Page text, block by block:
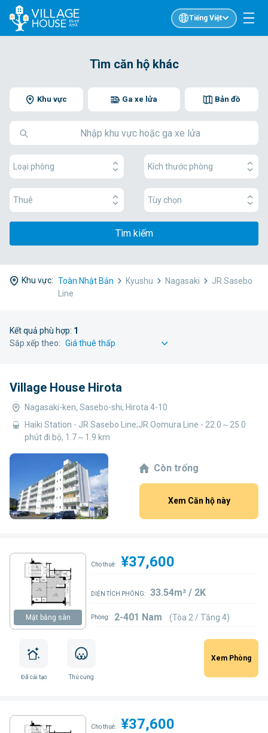
Tiếng Việt
Tìm căn hộ khác
Khu vực Bản đồ
Ga xe lửa
Loại phòng Kích thước phòng
Thuê Tùy chọn
Tìm kiếm
Khu vực: Toàn Nhật Bản Kyushu Nagasaki
JR Sasebo
Line
Kết quả phù hợp: 1
Sắp xếp theo:
Village House Hirota
Nagasaki-ken, Sasebo-shi, Hirota 4-10
Haiki Station - JR Sasebo Line;JR Oomura Line - 22.0～25.0
phút đi bộ, 1.7～1.9 km
Còn trống
Xem Căn hộ này
Mặt bằng sàn
Cho thuê: ¥37,600
DIỆN TÍCH PHÒNG: 33.54m² / 2K
Phòng: 2-401 Nam (Tòa 2 / Tầng 4)
Đã cải tạo Thú cưng
Xem Phòng
Cho thuê: ¥37,600